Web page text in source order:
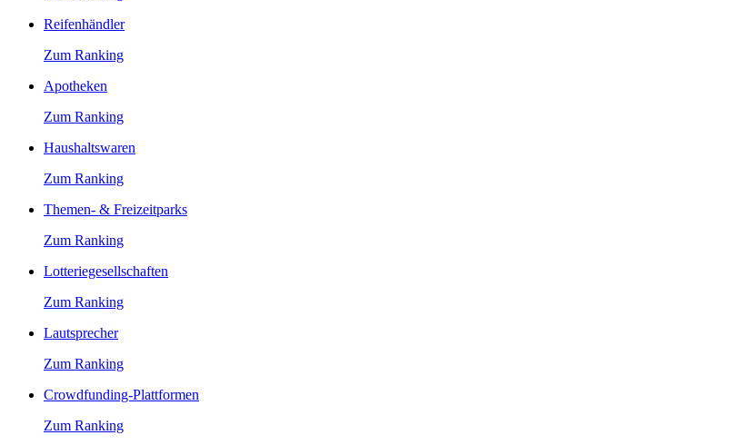
Reifenhändler
Zum Ranking
Apotheken
Zum Ranking
Haushaltswaren
Zum Ranking
Themen- & Freizeitparks
Zum Ranking
Lotteriegesellschaften
Zum Ranking
Lautsprecher
Zum Ranking
Crowdfunding-Plattformen
Zum Ranking